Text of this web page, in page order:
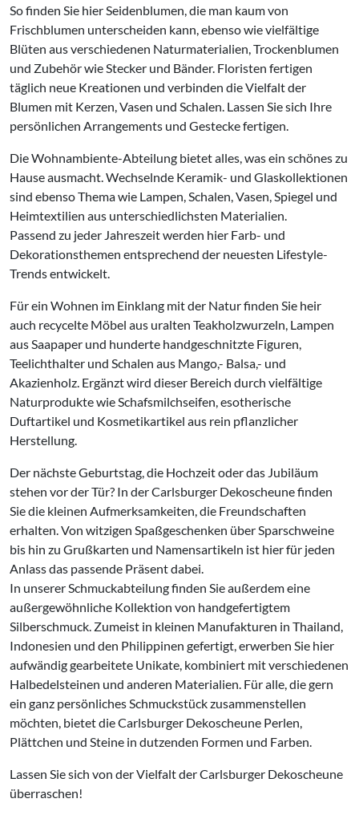
So finden Sie hier Seidenblumen, die man kaum von
Frischblumen unterscheiden kann, ebenso wie vielfältige
Blüten aus verschiedenen Naturmaterialien, Trockenblumen
und Zubehör wie Stecker und Bänder. Floristen fertigen
täglich neue Kreationen und verbinden die Vielfalt der
Blumen mit Kerzen, Vasen und Schalen. Lassen Sie sich Ihre
persönlichen Arrangements und Gestecke fertigen.
Die Wohnambiente-Abteilung bietet alles, was ein schönes zu
Hause ausmacht. Wechselnde Keramik- und Glaskollektionen
sind ebenso Thema wie Lampen, Schalen, Vasen, Spiegel und
Heimtextilien aus unterschiedlichsten Materialien.
Passend zu jeder Jahreszeit werden hier Farb- und
Dekorationsthemen entsprechend der neuesten Lifestyle-
Trends entwickelt.
Für ein Wohnen im Einklang mit der Natur finden Sie heir
auch recycelte Möbel aus uralten Teakholzwurzeln, Lampen
aus Saapaper und hunderte handgeschnitzte Figuren,
Teelichthalter und Schalen aus Mango,- Balsa,- und
Akazienholz. Ergänzt wird dieser Bereich durch vielfältige
Naturprodukte wie Schafsmilchseifen, esotherische
Duftartikel und Kosmetikartikel aus rein pflanzlicher
Herstellung.
Der nächste Geburtstag, die Hochzeit oder das Jubiläum
stehen vor der Tür? In der Carlsburger Dekoscheune finden
Sie die kleinen Aufmerksamkeiten, die Freundschaften
erhalten. Von witzigen Spaßgeschenken über Sparschweine
bis hin zu Grußkarten und Namensartikeln ist hier für jeden
Anlass das passende Präsent dabei.
In unserer Schmuckabteilung finden Sie außerdem eine
außergewöhnliche Kollektion von handgefertigtem
Silberschmuck. Zumeist in kleinen Manufakturen in Thailand,
Indonesien und den Philippinen gefertigt, erwerben Sie hier
aufwändig gearbeitete Unikate, kombiniert mit verschiedenen
Halbedelsteinen und anderen Materialien. Für alle, die gern
ein ganz persönliches Schmuckstück zusammenstellen
möchten, bietet die Carlsburger Dekoscheune Perlen,
Plättchen und Steine in dutzenden Formen und Farben.
Lassen Sie sich von der Vielfalt der Carlsburger Dekoscheune
überraschen!